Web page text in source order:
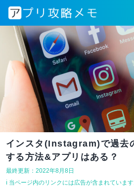
インスタ(Instagram)で過去
する方法&アプリはある？
最終更新：2022年8月8日
ℹ︎ 当ページ内のリンクには広告が含まれています